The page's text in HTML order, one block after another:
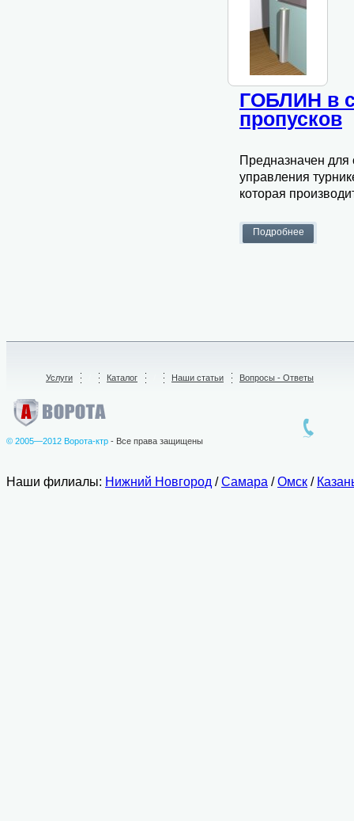
ГОБЛИН в
пропусков
Предназначен для
управления
которая
Услуги Каталог Наши статьи Вопросы - Ответы
© 2005—2012 Ворота-ктр - Все права защищены
Наши филиалы: Нижний Новгород /Самара /Омск /